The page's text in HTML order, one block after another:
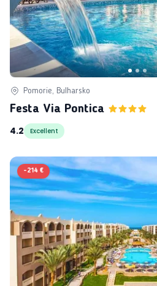
Pomorie, Bulharsko
Festa Via Pontica
4.2
Excellent
-214 €